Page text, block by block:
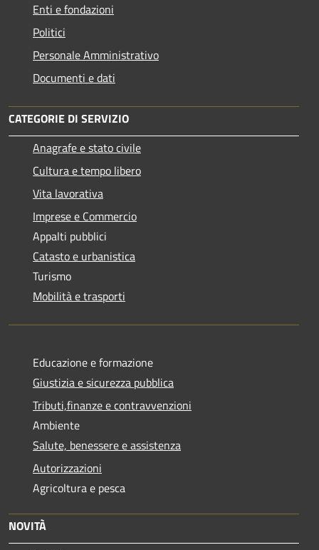
Enti e fondazioni
Politici
Personale Amministrativo
Documenti e dati
CATEGORIE DI SERVIZIO
Anagrafe e stato civile
Cultura e tempo libero
Vita lavorativa
Imprese e Commercio
Appalti pubblici
Catasto e urbanistica
Turismo
Mobilità e trasporti
Educazione e formazione
Giustizia e sicurezza pubblica
Tributi,finanze e contravvenzioni
Ambiente
Salute, benessere e assistenza
Autorizzazioni
Agricoltura e pesca
NOVITÀ